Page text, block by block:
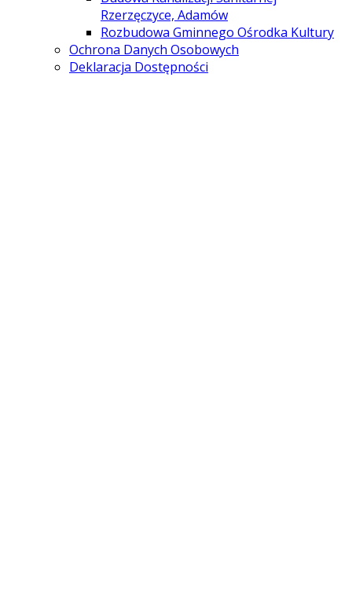
Rzerzęczyce, Adamów
Rozbudowa Gminnego Ośrodka Kultury
Ochrona Danych Osobowych
Deklaracja Dostępności